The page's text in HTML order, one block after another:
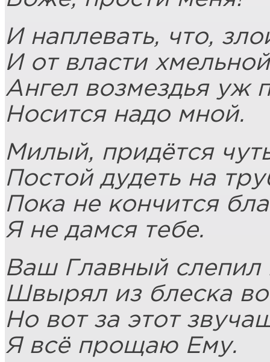
И наплевать, что,
И от власти
Ангел возмездья уж
Носится надо мной.
Милый, придётся
Постой дудеть на
Пока не кончится
Я не дамся тебе.
Ваш Главный слепил
Швырял из блеска во
Но вот за этот
Я всё прощаю Ему.